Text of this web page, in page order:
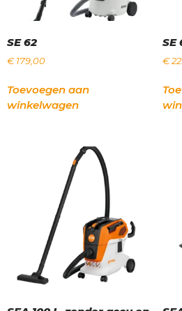
SE 62
€179,00
Toevoegen aan
winkelwagen
SE
€